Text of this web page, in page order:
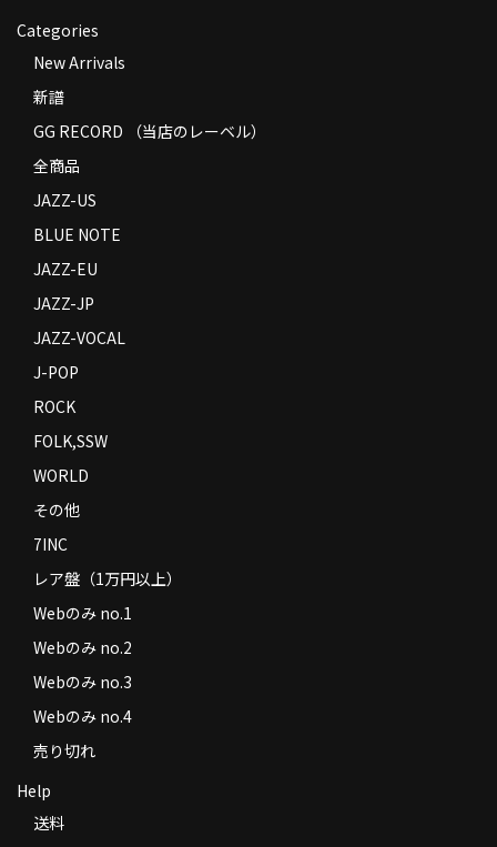
Privacy Policy
特定商取引法に基づく表示
Categories
New Arrivals
新譜
GG RECORD （当店のレーベル）
全商品
JAZZ-US
BLUE NOTE
JAZZ-EU
JAZZ-JP
JAZZ-VOCAL
J-POP
ROCK
FOLK,SSW
WORLD
その他
7INC
レア盤（1万円以上）
Webのみ no.1
Webのみ no.2
Webのみ no.3
Webのみ no.4
売り切れ
Help
送料